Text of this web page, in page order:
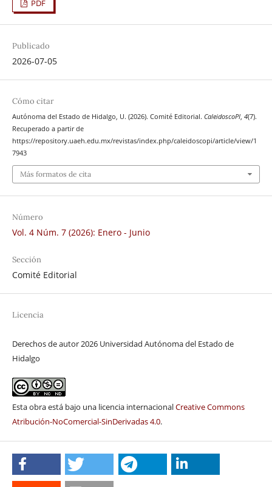
PDF
Publicado
2026-07-05
Cómo citar
Autónoma del Estado de Hidalgo, U. (2026). Comité Editorial. CaleidoscoPI, 4(7).
Recuperado a partir de
https://repository.uaeh.edu.mx/revistas/index.php/caleidoscopi/article/view/1
7943
Más formatos de cita
Número
Vol. 4 Núm. 7 (2026): Enero - Junio
Sección
Comité Editorial
Licencia
Derechos de autor 2026 Universidad Autónoma del Estado de
Hidalgo
Esta obra está bajo una licencia internacionalCreative Commons
Atribución-NoComercial-SinDerivadas 4.0.